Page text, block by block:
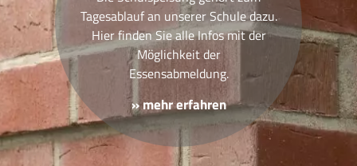
Tagesablauf an unserer Schule dazu.
Hier finden Sie alle Infos mit der
Möglichkeit der
Essensabmeldung.
» mehr erfahren